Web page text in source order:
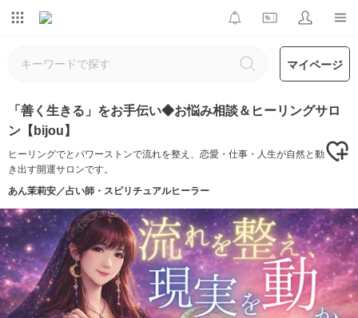
マイページ
「善く生きる」をお手伝い◆お悩み相談＆ヒーリングサロ
ン【bijou】
ヒーリングでとパワーストンで流れを整え、恋愛・仕事・人生が自然と動
き出す開運サロンです。
あん茉莉安／占い師・スピリチュアルヒーラー